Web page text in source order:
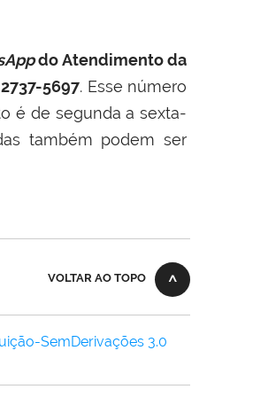
do Atendimento da
5697. Esse número
é de segunda a sexta-
também podem ser
VOLTAR AO TOPO
SemDerivações 3.0